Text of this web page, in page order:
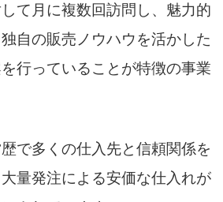
て月に複数回訪問し、魅力的
自の販売ノウハウを活かした
行っていることが特徴の事業
で多くの仕入先と信頼関係を
量発注による安価な仕入れが